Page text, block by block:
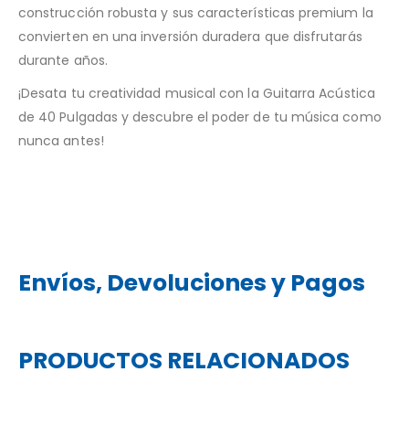
construcción robusta y sus características premium la
convierten en una inversión duradera que disfrutarás
durante años.
¡Desata tu creatividad musical con la Guitarra Acústica
de 40 Pulgadas y descubre el poder de tu música como
nunca antes!
Envíos, Devoluciones y Pagos
PRODUCTOS RELACIONADOS